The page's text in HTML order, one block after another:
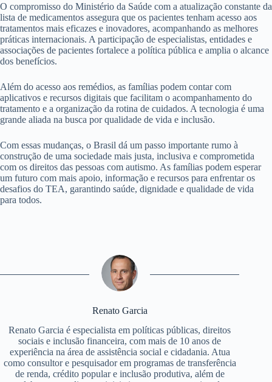
O compromisso do Ministério da Saúde com a atualização constante da
lista de medicamentos assegura que os pacientes tenham acesso aos
tratamentos mais eficazes e inovadores, acompanhando as melhores
práticas internacionais. A participação de especialistas, entidades e
associações de pacientes fortalece a política pública e amplia o alcance
dos benefícios.
Além do acesso aos remédios, as famílias podem contar com
aplicativos e recursos digitais que facilitam o acompanhamento do
tratamento e a organização da rotina de cuidados. A tecnologia é uma
grande aliada na busca por qualidade de vida e inclusão.
Com essas mudanças, o Brasil dá um passo importante rumo à
construção de uma sociedade mais justa, inclusiva e comprometida
com os direitos das pessoas com autismo. As famílias podem esperar
um futuro com mais apoio, informação e recursos para enfrentar os
desafios do TEA, garantindo saúde, dignidade e qualidade de vida
para todos.
Renato Garcia
Renato Garcia é especialista em políticas públicas, direitos
sociais e inclusão financeira, com mais de 10 anos de
experiência na área de assistência social e cidadania. Atua
como consultor e pesquisador em programas de transferência
de renda, crédito popular e inclusão produtiva, além de